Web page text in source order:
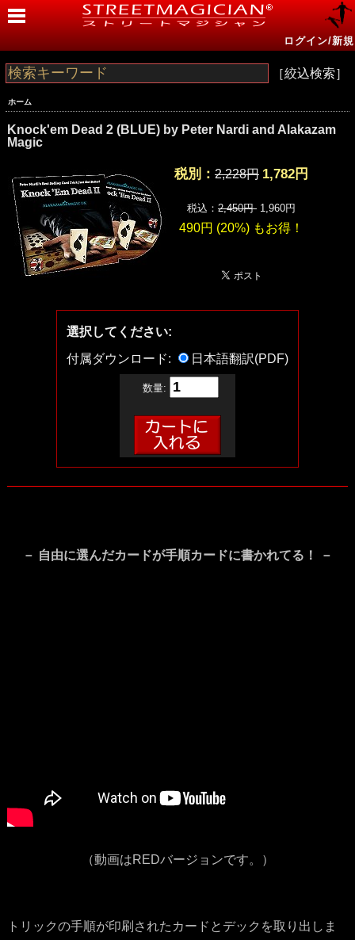
ログイン/新規
［絞込検索］
ホーム
Knock'em Dead 2 (BLUE) by Peter Nardi and Alakazam
Magic
税別： 2,228円 1,782円
税込： 2,450円 1,960円
490円 (20%) もお得！
選択してください:
付属ダウンロード:
日本語翻訳(PDF)
数量:
－ 自由に選んだカードが手順カードに書かれてる！ －
（動画はREDバージョンです。）
トリックの手順が印刷されたカードとデックを取り出しま